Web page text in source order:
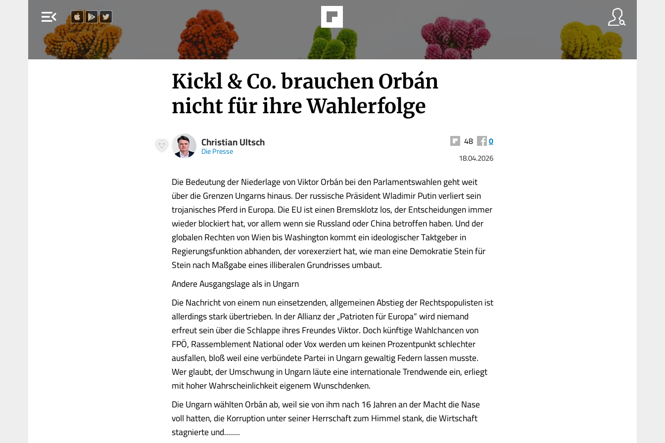
menu_open
Kickl & Co. brauchen Orbán
nicht für ihre Wahlerfolge
Christian Ultsch
Die Presse
48 0
18.04.2026
Die Bedeutung der Niederlage von Viktor Orbán bei den Parlamentswahlen geht weit
über die Grenzen Ungarns hinaus. Der russische Präsident Wladimir Putin verliert sein
trojanisches Pferd in Europa. Die EU ist einen Bremsklotz los, der Entscheidungen immer
wieder blockiert hat, vor allem wenn sie Russland oder China betroffen haben. Und der
globalen Rechten von Wien bis Washington kommt ein ideologischer Taktgeber in
Regierungsfunktion abhanden, der vorexerziert hat, wie man eine Demokratie Stein für
Stein nach Maßgabe eines illiberalen Grundrisses umbaut.
Andere Ausgangslage als in Ungarn
Die Nachricht von einem nun einsetzenden, allgemeinen Abstieg der Rechtspopulisten ist
allerdings stark übertrieben. In der Allianz der „Patrioten für Europa“ wird niemand
erfreut sein über die Schlappe ihres Freundes Viktor. Doch künftige Wahlchancen von
FPÖ, Rassemblement National oder Vox werden um keinen Prozentpunkt schlechter
ausfallen, bloß weil eine verbündete Partei in Ungarn gewaltig Federn lassen musste.
Wer glaubt, der Umschwung in Ungarn läute eine internationale Trendwende ein, erliegt
mit hoher Wahrscheinlichkeit eigenem Wunschdenken.
Die Ungarn wählten Orbán ab, weil sie von ihm nach 16 Jahren an der Macht die Nase
voll hatten, die Korruption unter seiner Herrschaft zum Himmel stank, die Wirtschaft
stagnierte und........